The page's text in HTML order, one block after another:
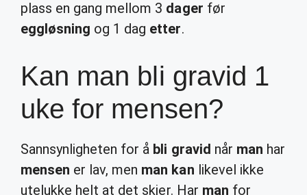
plass en gang mellom 3 dager før
eggløsning og 1 dag etter.
Kan man bli gravid 1
uke for mensen?
Sannsynligheten for å bli gravid når man har
mensen er lav, men man kan likevel ikke
utelukke helt at det skjer. Har man for